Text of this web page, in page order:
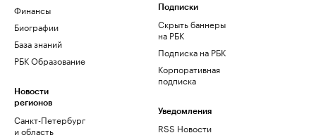
Финансы
Биографии
База знаний
РБК Образование
Новости
регионов
Санкт-Петербург
и область
Подписки
Скрыть баннеры
на РБК
Подписка на РБК
Корпоративная
подписка
Уведомления
RSS Новости